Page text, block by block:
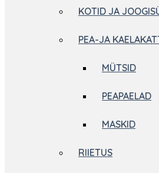
KOTID JA
PEA-JA
MÜTSID
PEAPAELAD
MASKID
RIIETUS